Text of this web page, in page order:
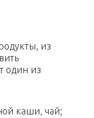
из
один из
каши, чай;